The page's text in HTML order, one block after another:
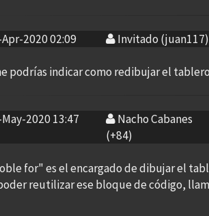
2020 02:09 Invitado (juan117)
podrías indicar como redibujar el
2020 13:47
Nacho Cabanes
(+84)
for" es el encargado de dibujar el
reutilizar ese bloque de código,